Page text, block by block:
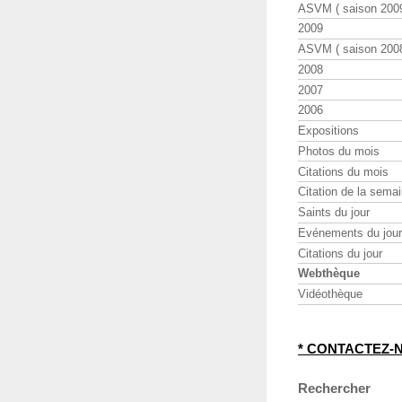
ASVM ( saison
2009
ASVM ( saison
2008
2007
2006
Expositions
Photos du mois
Citations du mois
Citation de la
Saints du jour
Evénements du jour
Citations du jour
Webthèque
Vidéothèque
* CONTACTEZ-
Rechercher